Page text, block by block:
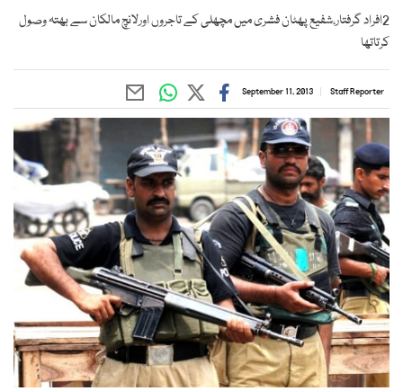
2افراد گرفتار،شفیع پھٹان فشری میں مچھلی کے تاجروں اورلانچ مالکان سے بھتہ وصول
کرتاتھا
Staff Reporter
September 11, 2013